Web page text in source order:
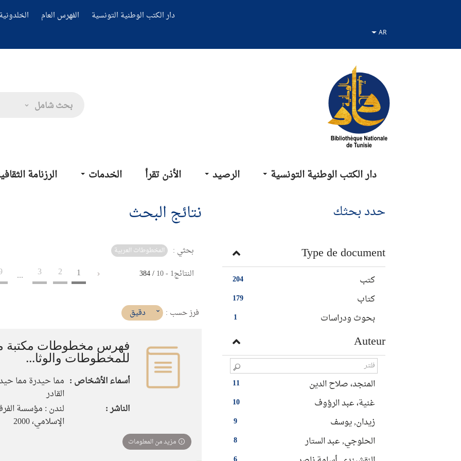
دار الكتب الوطنية التونسية الفهرس العام
بحث شامل
دار الكتب الوطنية التونسية الرصيد الأذن تقرأ الخدمات الرزنامة
نتائج البحث
بحثي : المخطوطات العربية
النتائج1
-
10
/ 384
1
2
3
...
فرز حسب : (imediat
تأثير)
دقيق
فهرس مخطوطات مكتبة
للمخطوطات والوثا...
أسماء الأشخاص : مما حيدرة مما
القادر‏
الناشر :
لندن : مؤسسة
الإسلامي‏، ‏2000
مزيد من المعلومات
حدد بحثك
Type de document
204 كتب
179 كتاب
1 بحوث ودراسات
Auteur
11 المنجد، صلاح الدين
10 غنية، عبد الرؤوف
9 زيدان, يوسف‏
8 الحلوجي, عبد الستار
6